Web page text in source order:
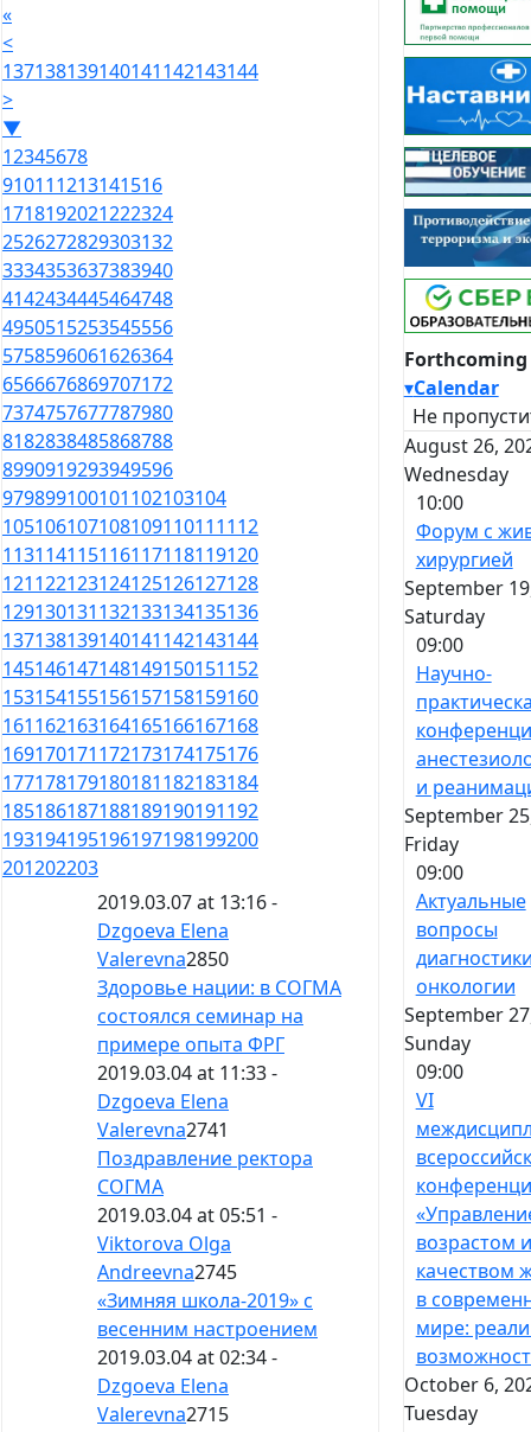
«
<
137138139140141142143144
>
▼
12345678
910111213141516
1718192021222324
2526272829303132
3334353637383940
4142434445464748
4950515253545556
5758596061626364
6566676869707172
7374757677787980
8182838485868788
8990919293949596
979899100101102103104
105106107108109110111112
113114115116117118119120
121122123124125126127128
129130131132133134135136
137138139140141142143144
145146147148149150151152
153154155156157158159160
161162163164165166167168
169170171172173174175176
177178179180181182183184
185186187188189190191192
193194195196197198199200
201202203
2019.03.07 at 13:16 -
Dzgoeva Elena
Valerevna2850
Здоровье нации: в СОГМА
состоялся семинар на
примере опыта ФРГ
2019.03.04 at 11:33 -
Dzgoeva Elena
Valerevna2741
Поздравление ректора
СОГМА
2019.03.04 at 05:51 -
Viktorova Olga
Andreevna2745
«Зимняя школа-2019» с
весенним настроением
2019.03.04 at 02:34 -
Dzgoeva Elena
Valerevna2715
Forthcoming
▾Calendar
Не
August 26,
Wednesday
10:00
Форум с
хирургией
September
Saturday
09:00
Научно-
и
September
Friday
09:00
Актуальные
вопросы
онкологии
September
Sunday
09:00
VI
возрастом и
качеством
в
мире:
October 6,
Tuesday